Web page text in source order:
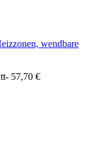
wendbare
- 57,70 €